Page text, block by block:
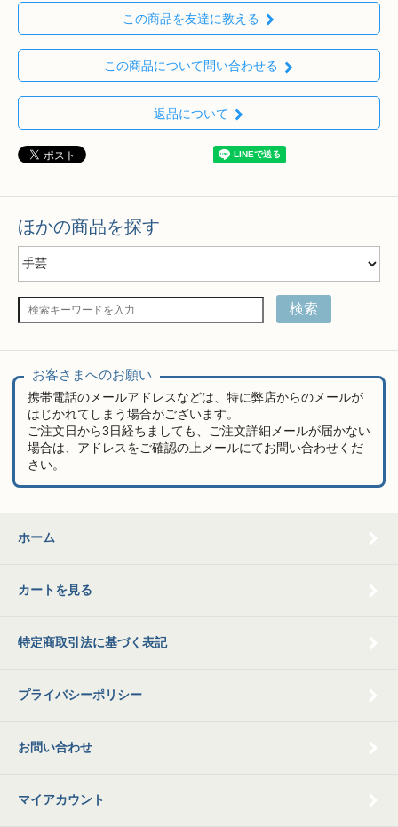
この商品を友達に教える
この商品について問い合わせる
返品について
ほかの商品を探す
検索
お客さまへのお願い
携帯電話のメールアドレスなどは、特に弊店からのメールが
はじかれてしまう場合がございます。
ご注文日から3日経ちましても、ご注文詳細メールが届かない
場合は、アドレスをご確認の上メールにてお問い合わせくだ
さい。
ホーム
カートを見る
特定商取引法に基づく表記
プライバシーポリシー
お問い合わせ
マイアカウント